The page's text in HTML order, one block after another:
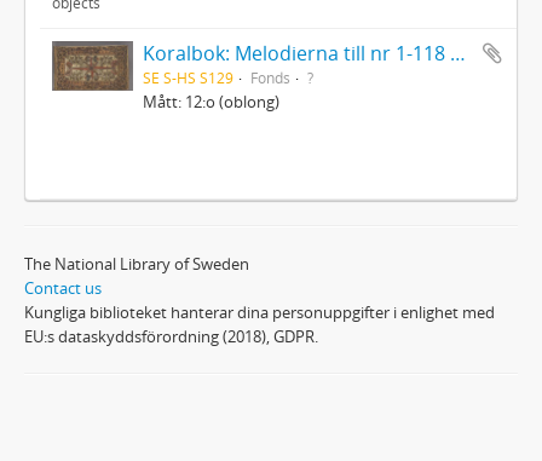
Koralbok: Melodierna till nr 1-118 uti Gamla Psalmboken, enstämmigt satta
SE S-HS S129 Fonds ?
Mått: 12:o (oblong)
The National Library of Sweden
Contact us
Kungliga biblioteket hanterar dina personuppgifter i enlighet med
EU:s dataskyddsförordning (2018), GDPR.